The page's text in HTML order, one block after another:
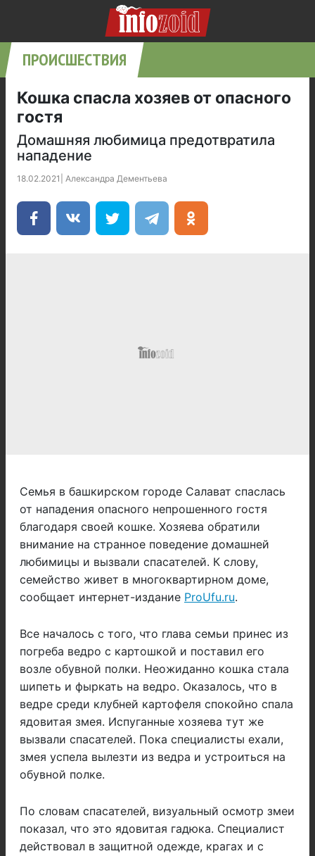
ПРОИСШЕСТВИЯ
Кошка спасла хозяев от опасного
гостя
Домашняя любимица предотвратила
нападение
18.02.2021 Александра Дементьева
Семья в башкирском городе Салават спаслась
от нападения опасного непрошенного гостя
благодаря своей кошке. Хозяева обратили
внимание на странное поведение домашней
любимицы и вызвали спасателей. К слову,
семейство живет в многоквартирном доме,
сообщает интернет-издание ProUfu.ru.
Все началось с того, что глава семьи принес из
погреба ведро с картошкой и поставил его
возле обувной полки. Неожиданно кошка стала
шипеть и фыркать на ведро. Оказалось, что в
ведре среди клубней картофеля спокойно спала
ядовитая змея. Испуганные хозяева тут же
вызвали спасателей. Пока специалисты ехали,
змея успела вылезти из ведра и устроиться на
обувной полке.
По словам спасателей, визуальный осмотр змеи
показал, что это ядовитая гадюка. Специалист
действовал в защитной одежде, крагах и с